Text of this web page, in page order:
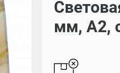
мм, А2,